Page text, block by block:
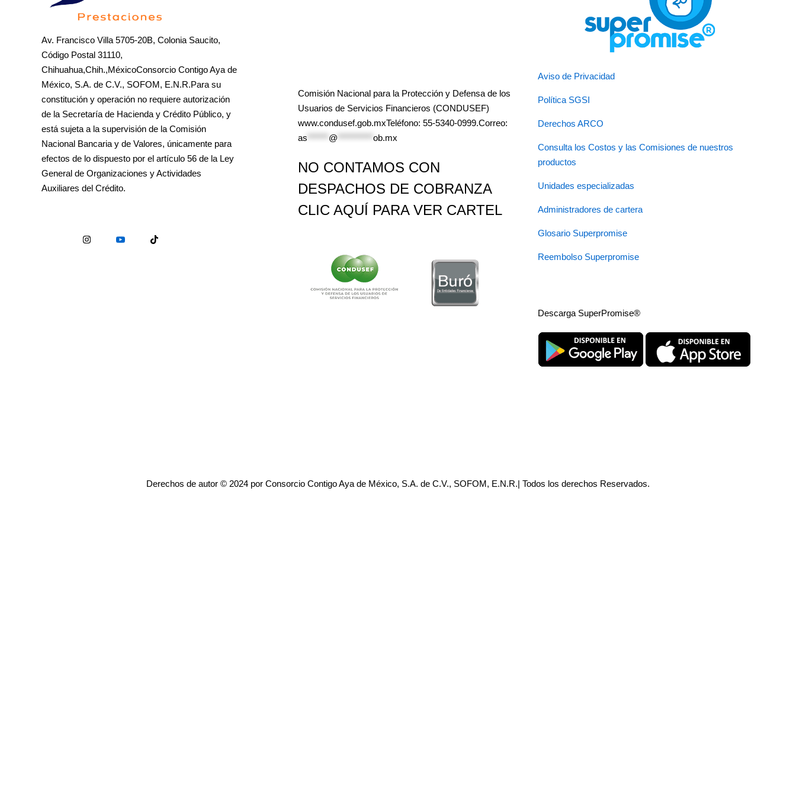
Av. Francisco Villa 5705-20B, Colonia Saucito,
Código Postal 31110,
Chihuahua,Chih.,MéxicoConsorcio Contigo Aya de
México, S.A. de C.V., SOFOM, E.N.R.Para su
constitución y operación no requiere autorización
de la Secretaría de Hacienda y Crédito Público, y
está sujeta a la supervisión de la Comisión
Nacional Bancaria y de Valores, únicamente para
efectos de lo dispuesto por el artículo 56 de la Ley
General de Organizaciones y Actividades
Auxiliares del Crédito.
Comisión Nacional para la Protección y Defensa de los
Usuarios de Servicios Financieros (CONDUSEF)
www.condusef.gob.mxTeléfono: 55-5340-0999.Correo:
as
@ ob.mx
NO CONTAMOS CON
DESPACHOS DE COBRANZA
CLIC AQUÍ PARA VER CARTEL
Aviso de Privacidad
Política SGSI
Derechos ARCO
Consulta los Costos y las Comisiones de nuestros
productos
Unidades especializadas
Administradores de cartera
Glosario Superpromise
Reembolso Superpromise
Descarga SuperPromise®
Derechos de autor © 2024 por Consorcio Contigo Aya de México, S.A. de C.V., SOFOM, E.N.R.| Todos los derechos Reservados.